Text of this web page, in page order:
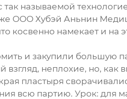
называемой
ООО Хубэй Аньнин
косвенно намекает и на
и закупили большую
неплохие, но, как
пластыря
всю партию. Урок: для